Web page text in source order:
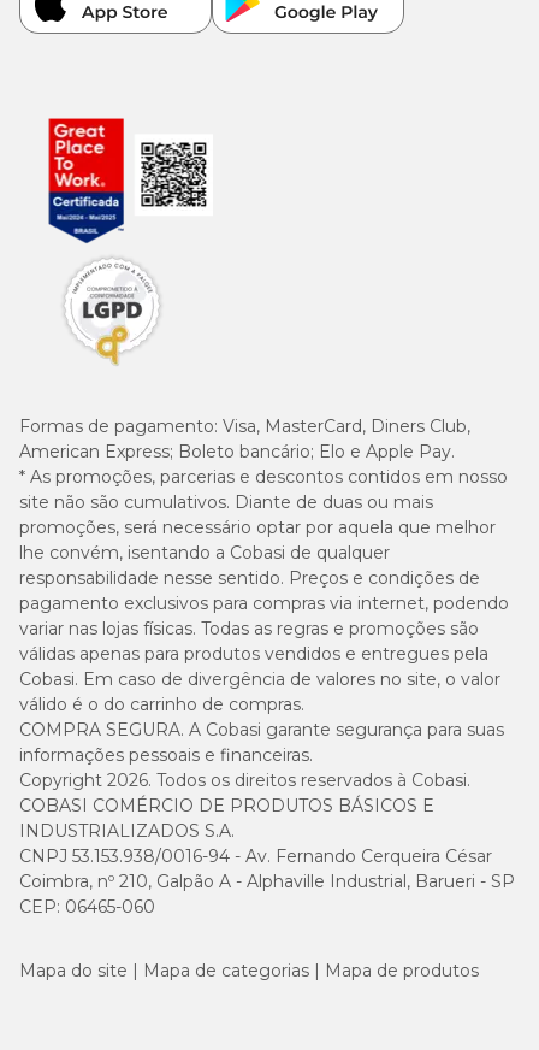
Formas de pagamento: Visa, MasterCard, Diners Club,
American Express; Boleto bancário; Elo e Apple Pay.
* As promoções, parcerias e descontos contidos em nosso
site não são cumulativos. Diante de duas ou mais
promoções, será necessário optar por aquela que melhor
lhe convém, isentando a Cobasi de qualquer
responsabilidade nesse sentido. Preços e condições de
pagamento exclusivos para compras via internet, podendo
variar nas lojas físicas. Todas as regras e promoções são
válidas apenas para produtos vendidos e entregues pela
Cobasi. Em caso de divergência de valores no site, o valor
válido é o do carrinho de compras.
COMPRA SEGURA. A Cobasi garante segurança para suas
informações pessoais e financeiras.
Copyright 2026. Todos os direitos reservados à Cobasi.
COBASI COMÉRCIO DE PRODUTOS BÁSICOS E
INDUSTRIALIZADOS S.A.
CNPJ 53.153.938/0016-94 - Av. Fernando Cerqueira César
Coimbra, nº 210, Galpão A - Alphaville Industrial, Barueri - SP
CEP: 06465-060
Mapa do site Mapa de categorias Mapa de produtos